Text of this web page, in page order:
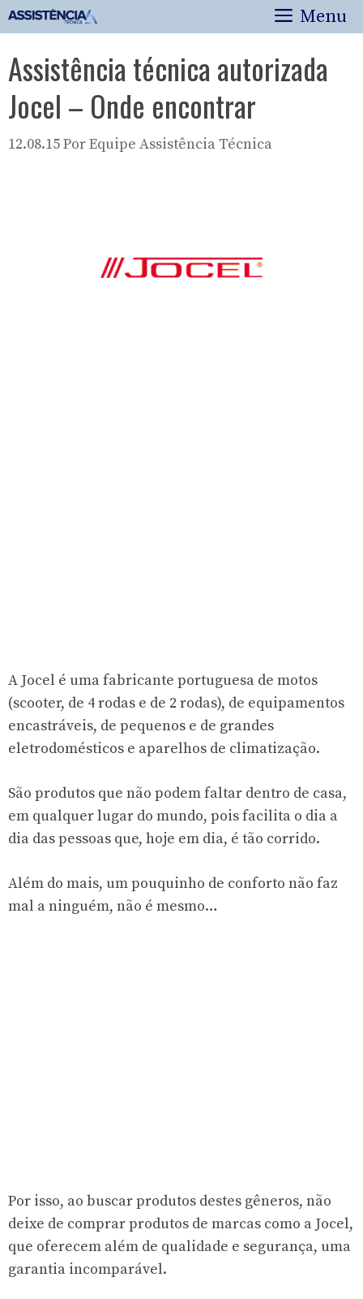
Pular
para
conteúdo
Menu
Assistência técnica autorizada
Jocel – Onde encontrar
12.08.15PorEquipe Assistência Técnica
A Jocel é uma fabricante portuguesa de motos
(scooter, de 4 rodas e de 2 rodas), de equipamentos
encastráveis, de pequenos e de grandes
eletrodomésticos e aparelhos de climatização.
São produtos que não podem faltar dentro de casa,
em qualquer lugar do mundo, pois facilita o dia a
dia das pessoas que, hoje em dia, é tão corrido.
Além do mais, um pouquinho de conforto não faz
mal a ninguém, não é mesmo…
Por isso, ao buscar produtos destes gêneros, não
deixe de comprar produtos de marcas como a Jocel,
que oferecem além de qualidade e segurança, uma
garantia incomparável.